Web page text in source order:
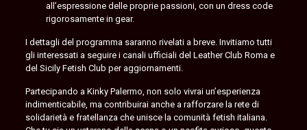
aprile
offrendo
un
weekend
attività
culturali,
all’espressione delle proprie passioni, con un dress code
rigorosamente in gear.
I dettagli del programma saranno rivelati a breve. Invitiamo tutti
gli interessati a seguire i canali ufficiali del Leather Club Roma e
del Sicily Fetish Club per aggiornamenti.
Partecipando a Kinky Palermo, non solo vivrai un’esperienza
indimenticabile, ma contribuirai anche a rafforzare la rete di
solidarietà e fratellanza che unisce la comunità fetish italiana.